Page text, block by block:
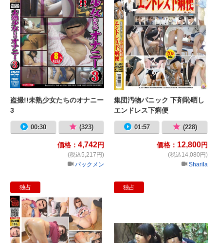
盗撮!!未熟少女たちのオナニー
3
00:30 (323)
価格： 4,742円
(税込5,217円)
パックメン
集団汚物パニック 下剤恥晒し
エンドレス下痢便
01:57 (228)
価格： 12,800円
(税込14,080円)
Sharila
独占 独占